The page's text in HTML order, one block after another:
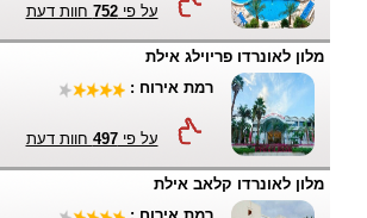
על פי752 חוות דעת
מלון לאונרדו פריוילג אילת
רמת אירוח :
על פי497 חוות דעת
מלון לאונרדו קלאב אילת